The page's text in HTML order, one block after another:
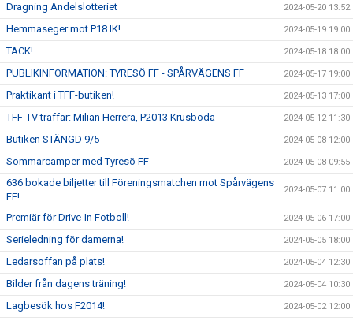
Dragning Andelslotteriet 2024-05-20 13:52
Hemmaseger mot P18 IK! 2024-05-19 19:00
TACK! 2024-05-18 18:00
PUBLIKINFORMATION: TYRESÖ FF - SPÅRVÄGENS FF 2024-05-17 19:00
Praktikant i TFF-butiken! 2024-05-13 17:00
TFF-TV träffar: Milian Herrera, P2013 Krusboda 2024-05-12 11:30
Butiken STÄNGD 9/5 2024-05-08 12:00
Sommarcamper med Tyresö FF 2024-05-08 09:55
636 bokade biljetter till Föreningsmatchen mot Spårvägens
FF!
2024-05-07 11:00
Premiär för Drive-In Fotboll! 2024-05-06 17:00
Serieledning för damerna! 2024-05-05 18:00
Ledarsoffan på plats! 2024-05-04 12:30
Bilder från dagens träning! 2024-05-04 10:30
Lagbesök hos F2014! 2024-05-02 12:00